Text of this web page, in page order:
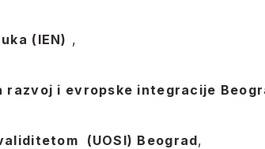
(IEN) ,
razvoj i evropske integracije
(UOSI) Beograd,